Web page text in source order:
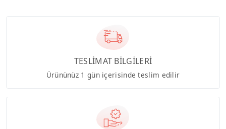
TESLİMAT BİLGİLERİ
Ürününüz 1 gün içerisinde teslim edilir